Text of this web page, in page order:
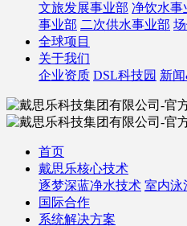
文旅发展事业部 净饮水事
事业部 二次供水事业部
全球项目
关于我们
企业资质 DSL科技园 新
首页
戴思乐核心技术
逐梦深蓝净水技术 室内泳
国际合作
系统解决方案